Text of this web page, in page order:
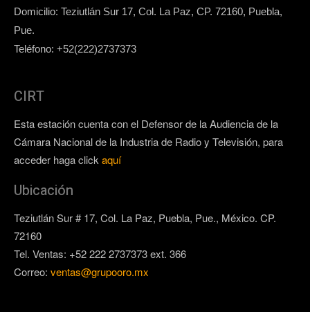
Domicilio: Teziutlán Sur 17, Col. La Paz, CP. 72160, Puebla,
Pue.
Teléfono: +52(222)2737373
CIRT
Esta estación cuenta con el Defensor de la Audiencia de la
Cámara Nacional de la Industria de Radio y Televisión, para
acceder haga click aquí
Ubicación
Teziutlán Sur # 17, Col. La Paz, Puebla, Pue., México. CP.
72160
Tel. Ventas: +52 222 2737373 ext. 366
Correo: ventas@grupooro.mx